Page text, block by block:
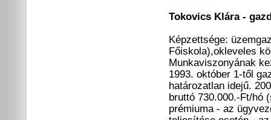
Tokovics Klára -
Képzettsége:
Főiskola),okleveles
Munkaviszonyának
1993. október 1-től
határozatlan idejű.
bruttó 730.000.-Ft/hó
prémiuma - az